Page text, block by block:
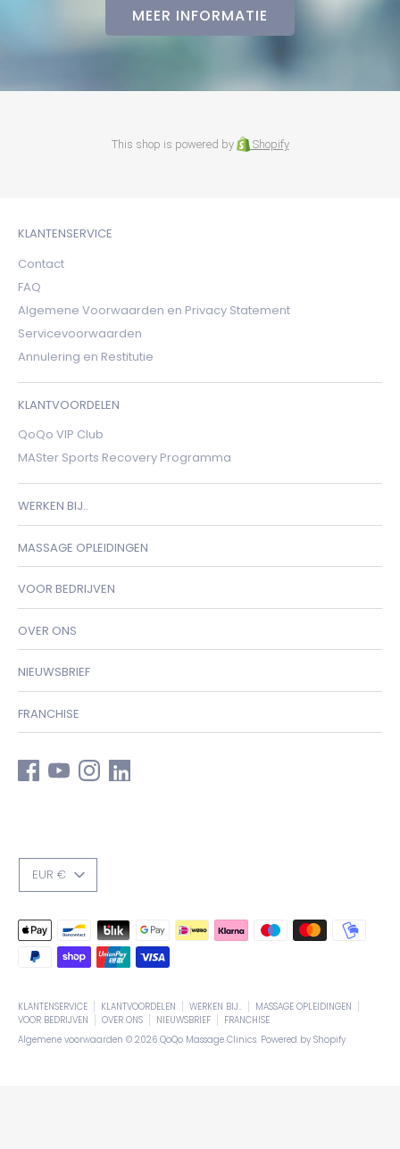
MEER INFORMATIE
This shop is powered by Shopify
KLANTENSERVICE
Contact
FAQ
Algemene Voorwaarden en Privacy Statement
Servicevoorwaarden
Annulering en Restitutie
KLANTVOORDELEN
QoQo VIP Club
MASter Sports Recovery Programma
WERKEN BIJ..
MASSAGE OPLEIDINGEN
VOOR BEDRIJVEN
OVER ONS
NIEUWSBRIEF
FRANCHISE
KLANTENSERVICE KLANTVOORDELEN WERKEN BIJ..
MASSAGE OPLEIDINGEN
VOOR BEDRIJVEN
OVER ONS NIEUWSBRIEF
FRANCHISE
Algemene voorwaarden © 2026 QoQo Massage Clinics. Powered by Shopify
VALUTA
EUR €
Geaccepteerde
betaalmethodes